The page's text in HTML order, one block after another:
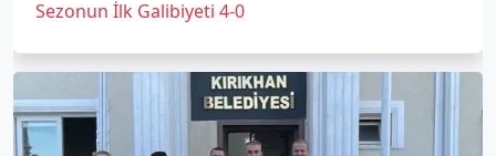
Sezonun İlk Galibiyeti 4-0